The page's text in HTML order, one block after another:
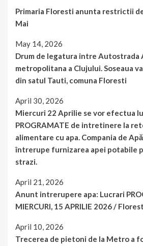
Primaria Floresti anunta restrictii
Mai
May 14, 2026
Drum de legatura intre Autostrada
metropolitana a Clujului. Soseaua
din satul Tauti, comuna Floresti
April 30, 2026
Miercuri 22 Aprilie se vor efectua
PROGRAMATE de intretinere la
alimentare cu apa. Compania de Apă
întrerupe furnizarea apei potabile
strazi.
April 21, 2026
Anunt intrerupere apa: Lucrari
MIERCURI, 15 APRILIE 2026 /
April 10, 2026
Trecerea de pietoni de la Metro a